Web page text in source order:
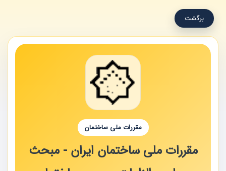
برگشت
مقررات ملی ساختمان
مقررات ملی ساختمان ایران - مبحث